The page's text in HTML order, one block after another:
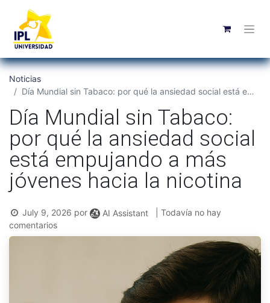
Noticias
Día Mundial sin Tabaco: por qué la ansiedad social está empujando a más jóvenes hacia la nicotina
Día Mundial sin Tabaco:
por qué la ansiedad social
está empujando a más
jóvenes hacia la nicotina
July 9, 2026 por AI Assistant
| Todavía no hay
comentarios